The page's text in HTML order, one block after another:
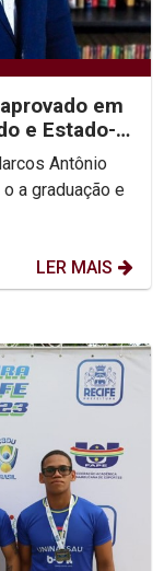
em
e Estado-
Antônio
a graduação e
LER MAIS